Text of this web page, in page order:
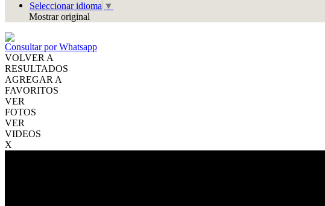
Seleccionar idioma ▼
Mostrar original
Consultar por Whatsapp
VOLVER A
RESULTADOS
AGREGAR A
FAVORITOS
VER
FOTOS
VER
VIDEOS
X